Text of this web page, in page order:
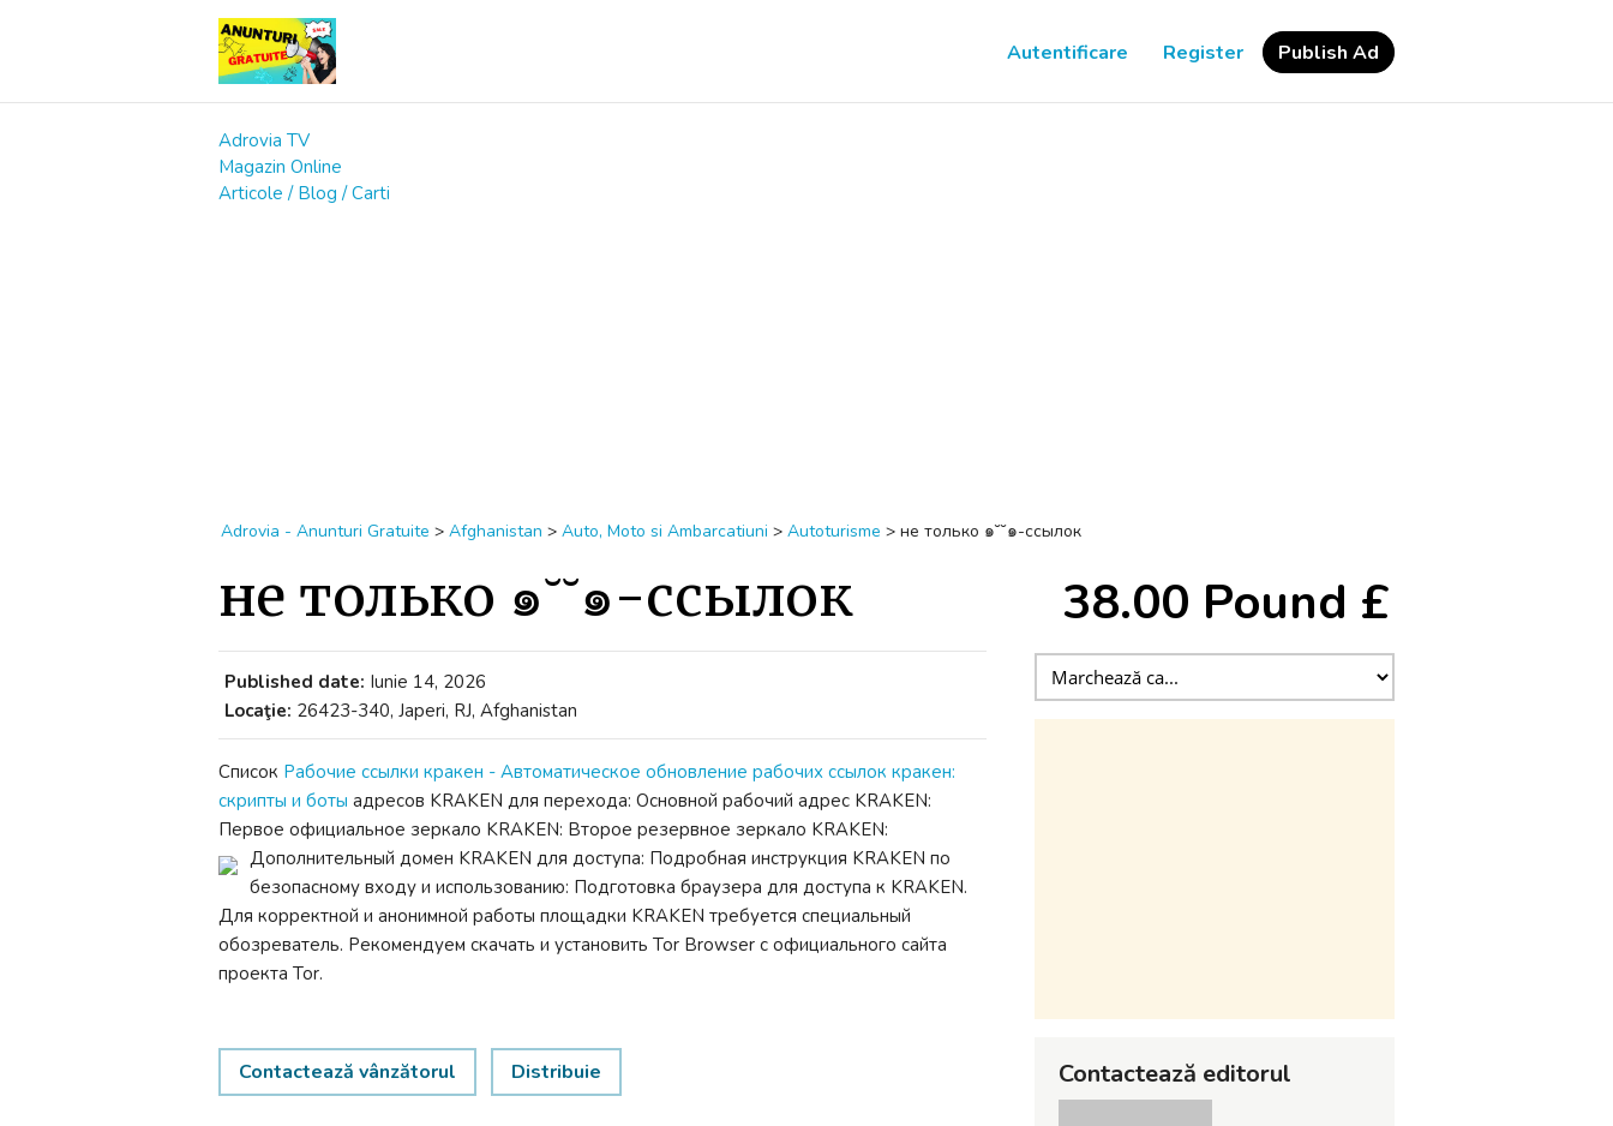
Autentificare Register Publish Ad
Adrovia TV
Magazin Online
Articole / Blog / Carti
Adrovia - Anunturi Gratuite > Afghanistan > Auto, Moto si Ambarcatiuni > Autoturisme > не только ๑˘˘๑-ссылок
не только ๑˘˘๑-ссылок
Published date: Iunie 14, 2026
Locaţie: 26423-340, Japeri, RJ, Afghanistan
Список Рабочие ссылки кракен - Автоматическое обновление рабочих ссылок кракен:
скрипты и боты адресов KRAKEN для перехода: Основной рабочий адрес KRAKEN:
Первое официальное зеркало KRAKEN: Второе резервное зеркало KRAKEN:
Дополнительный домен KRAKEN для доступа: Подробная инструкция KRAKEN по
безопасному входу и использованию: Подготовка браузера для доступа к KRAKEN.
Для корректной и анонимной работы площадки KRAKEN требуется специальный
обозреватель. Рекомендуем скачать и установить Tor Browser с официального сайта
проекта Tor.
Contactează vânzătorul Distribuie
38.00 Pound £
Contactează editorul